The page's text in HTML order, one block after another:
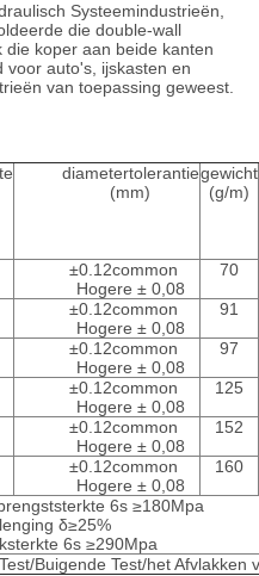
Systeemindustrieën,
die double-wall
koper aan beide kanten
voor auto's, ijskasten en
van toepassing geweest.
diametertolerantie
(mm)
gewicht
(g/m)
±0.12common
Hogere ± 0,08
70
±0.12common
Hogere ± 0,08
91
±0.12common
Hogere ± 0,08
97
±0.12common
Hogere ± 0,08
125
±0.12common
Hogere ± 0,08
152
±0.12common
Hogere ± 0,08
160
6s ≥180Mpa
δ≥25%
6s ≥290Mpa
Buigende Test/het Afvlakken